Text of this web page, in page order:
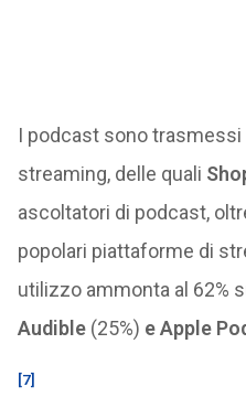
I podcast sono
streaming, delle quali
ascoltatori di podcast,
popolari piattaforme di
utilizzo ammonta al 62%
Audible(25%) e Apple
[7]